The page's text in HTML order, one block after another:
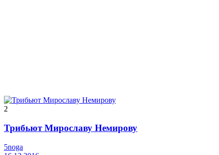
2
Трибьют Мирославу Немирову
5noga